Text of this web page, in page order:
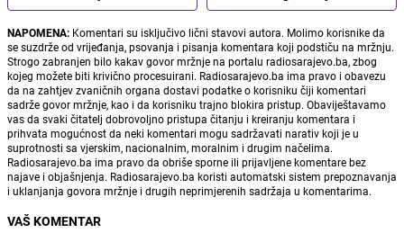
NAPOMENA: Komentari su isključivo lični stavovi autora. Molimo korisnike da
se suzdrže od vrijeđanja, psovanja i pisanja komentara koji podstiču na mržnju.
Strogo zabranjen bilo kakav govor mržnje na portalu radiosarajevo.ba, zbog
kojeg možete biti krivično procesuirani. Radiosarajevo.ba ima pravo i obavezu
da na zahtjev zvaničnih organa dostavi podatke o korisniku čiji komentari
sadrže govor mržnje, kao i da korisniku trajno blokira pristup. Obaviještavamo
vas da svaki čitatelj dobrovoljno pristupa čitanju i kreiranju komentara i
prihvata mogućnost da neki komentari mogu sadržavati narativ koji je u
suprotnosti sa vjerskim, nacionalnim, moralnim i drugim načelima.
Radiosarajevo.ba ima pravo da obriše sporne ili prijavljene komentare bez
najave i objašnjenja. Radiosarajevo.ba koristi automatski sistem prepoznavanja
i uklanjanja govora mržnje i drugih neprimjerenih sadržaja u komentarima.
VAŠ KOMENTAR